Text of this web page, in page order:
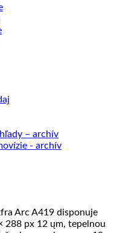
– archív
- archív
Arc A419 disponuje
288 px 12 ųm, tepelnou